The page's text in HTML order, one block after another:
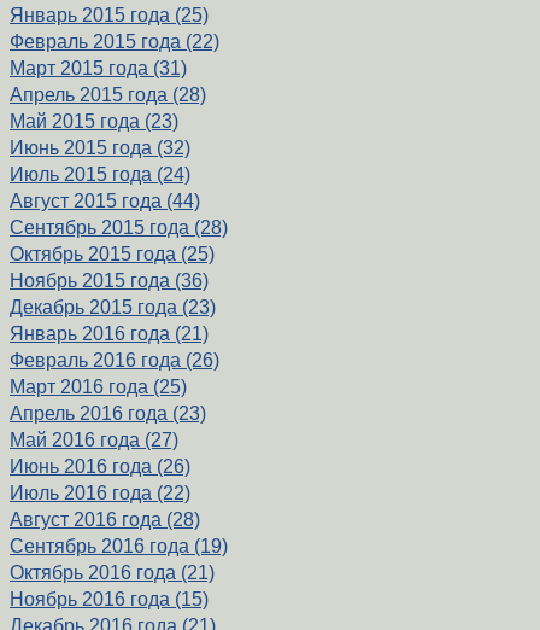
Январь 2015 года (25)
Февраль 2015 года (22)
Март 2015 года (31)
Апрель 2015 года (28)
Май 2015 года (23)
Июнь 2015 года (32)
Июль 2015 года (24)
Август 2015 года (44)
Сентябрь 2015 года (28)
Октябрь 2015 года (25)
Ноябрь 2015 года (36)
Декабрь 2015 года (23)
Январь 2016 года (21)
Февраль 2016 года (26)
Март 2016 года (25)
Апрель 2016 года (23)
Май 2016 года (27)
Июнь 2016 года (26)
Июль 2016 года (22)
Август 2016 года (28)
Сентябрь 2016 года (19)
Октябрь 2016 года (21)
Ноябрь 2016 года (15)
Декабрь 2016 года (21)